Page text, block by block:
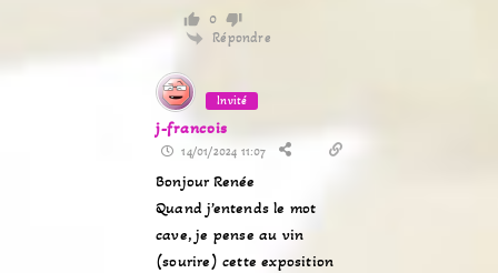
0
Répondre
Invité
j-francois
14/01/2024 11:07
Bonjour Renée
Quand j’entends le mot
cave, je pense au vin
(sourire) cette exposition